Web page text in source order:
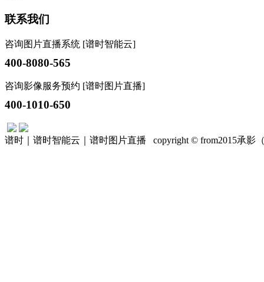
联系我们
咨询图片直播系统 [谱时智能云]
400-8080-565
咨询影像服务预约 [谱时图片直播]
400-1010-650
谱时｜谱时智能云｜谱时图片直播 copyright © from2015承影